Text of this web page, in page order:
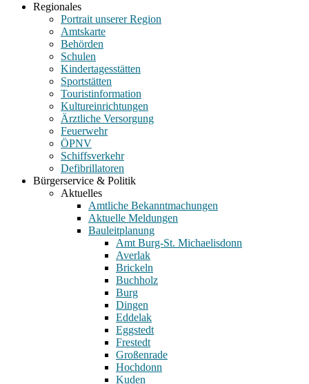
Regionales
Portrait unserer Region
Amtskarte
Behörden
Schulen
Kindertagesstätten
Sportstätten
Touristinformation
Kultureinrichtungen
Ärztliche Versorgung
Feuerwehr
ÖPNV
Schiffsverkehr
Defibrillatoren
Bürgerservice & Politik
Aktuelles
Amtliche Bekanntmachungen
Aktuelle Meldungen
Bauleitplanung
Amt Burg-St. Michaelisdonn
Averlak
Brickeln
Buchholz
Burg
Dingen
Eddelak
Eggstedt
Frestedt
Großenrade
Hochdonn
Kuden